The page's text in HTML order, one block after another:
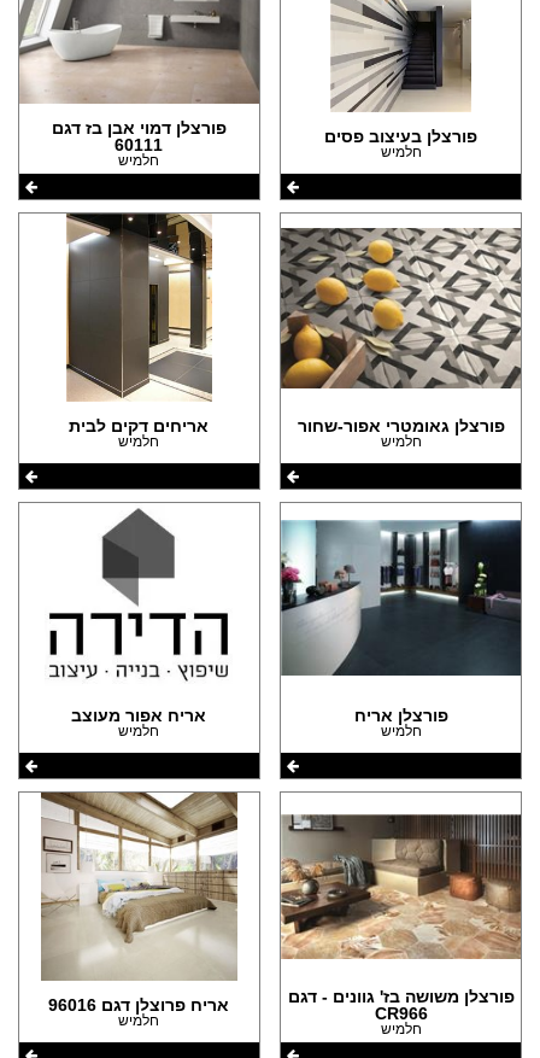
פורצלן בעיצוב פסים
חלמיש
פורצלן דמוי אבן בז דגם
60111
חלמיש
פורצלן גאומטרי אפור-שחור
חלמיש
אריחים דקים לבית
חלמיש
פורצלן אריח
חלמיש
אריח אפור מעוצב
חלמיש
פורצלן משושה בז' גוונים - דגם
CR966
חלמיש
אריח פרוצלן דגם 96016
חלמיש